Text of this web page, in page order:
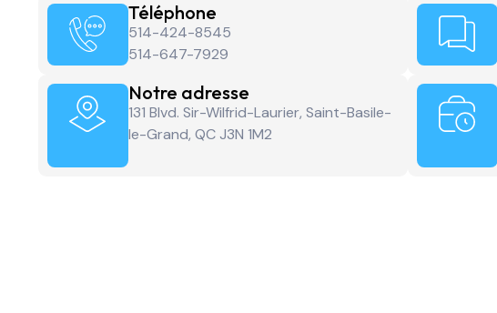
Téléphone
514-424-8545
514-647-7929
Notre adresse
131 Blvd. Sir-Wilfrid-Laurier, Saint-Basile-
le-Grand, QC J3N 1M2